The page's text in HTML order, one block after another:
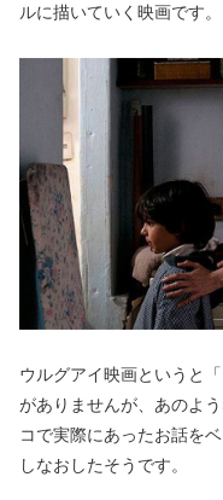
ルに描いていく映画です。
ウルグアイ映画というと
がありませんが、あのよ
コで実際にあったお話を
しなおしたそうです。